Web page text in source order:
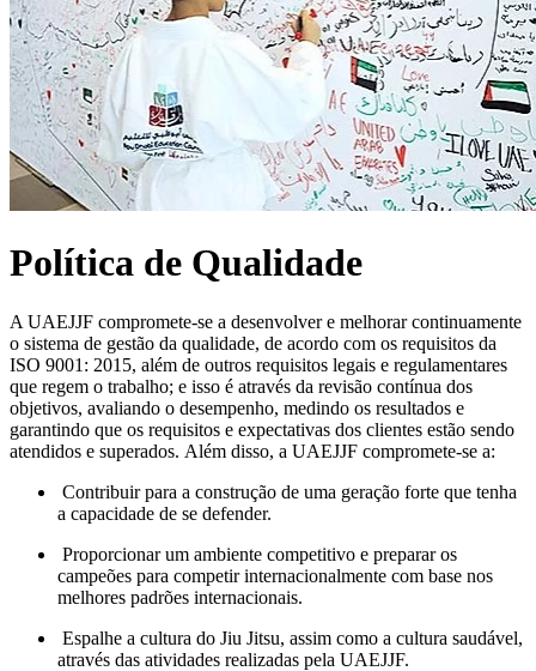
Política de Qualidade
A UAEJJF compromete-se a desenvolver e melhorar continuamente
o sistema de gestão da qualidade, de acordo com os requisitos da
ISO 9001: 2015, além de outros requisitos legais e regulamentares
que regem o trabalho; e isso é através da revisão contínua dos
objetivos, avaliando o desempenho, medindo os resultados e
garantindo que os requisitos e expectativas dos clientes estão sendo
atendidos e superados. Além disso, a UAEJJF compromete-se a:
Contribuir para a construção de uma geração forte que tenha
a capacidade de se defender.
Proporcionar um ambiente competitivo e preparar os
campeões para competir internacionalmente com base nos
melhores padrões internacionais.
Espalhe a cultura do Jiu Jitsu, assim como a cultura saudável,
através das atividades realizadas pela UAEJJF.